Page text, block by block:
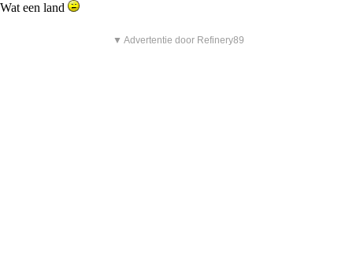
Wat een land
▼ Advertentie door Refinery89